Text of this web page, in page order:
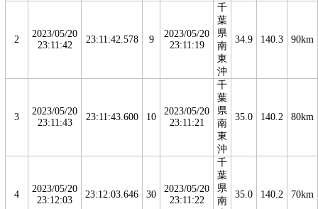
2
2023/05/20
23:11:42
23:11:42.578 9
2023/05/20
23:11:19
千
葉
県
南
東
沖
34.9 140.3 90km
3
2023/05/20
23:11:43
23:11:43.600 10
2023/05/20
23:11:21
千
葉
県
南
東
沖
35.0 140.2 80km
4
2023/05/20
23:12:03
23:12:03.646 30
2023/05/20
23:11:22
千
葉
県
南
35.0 140.2 70km